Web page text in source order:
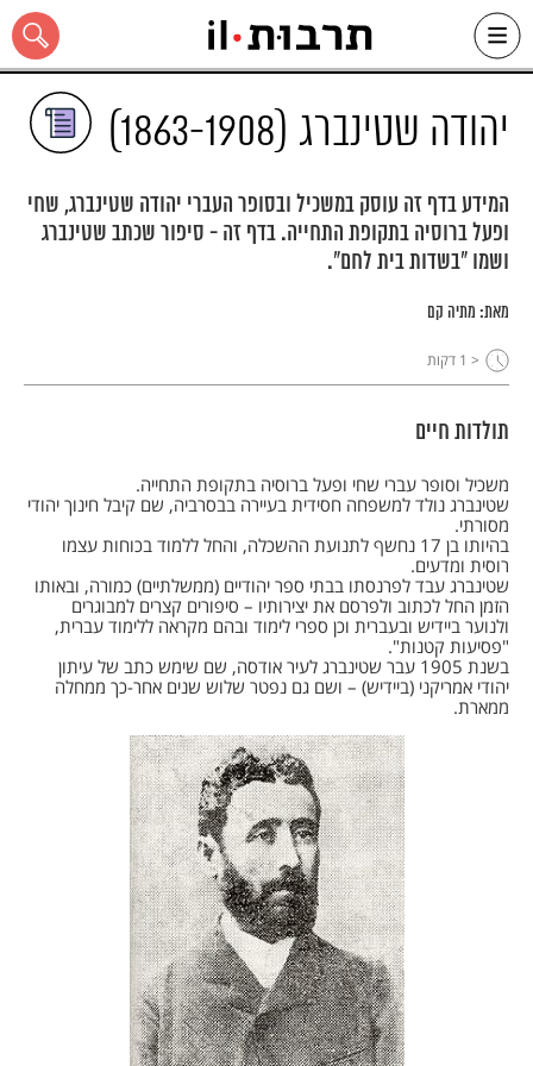
Skip
content
כל האתר
יהודה שטינברג (1863-1908)
המידע בדף זה עוסק במשכיל ובסופר העברי יהודה שטינברג, שחי
ופעל ברוסיה בתקופת התחייה. בדף זה - סיפור שכתב שטינברג
ושמו "בשדות בית לחם".
מאת: מתיה קם
< 1 דקות
תולדות חיים
משכיל וסופר עברי שחי ופעל ברוסיה בתקופת התחייה.
שטינברג נולד למשפחה חסידית בעיירה בבסרביה, שם קיבל חינוך יהודי
מסורתי.
בהיותו בן 17 נחשף לתנועת ההשכלה, והחל ללמוד בכוחות עצמו
רוסית ומדעים.
שטינברג עבד לפרנסתו בבתי ספר יהודיים (ממשלתיים) כמורה, ובאותו
הזמן החל לכתוב ולפרסם את יצירותיו – סיפורים קצרים למבוגרים
ולנוער ביידיש ובעברית וכן ספרי לימוד ובהם מקראה ללימוד עברית,
"פסיעות קטנות".
בשנת 1905 עבר שטינברג לעיר אודסה, שם שימש כתב של עיתון
יהודי אמריקני (ביידיש) – ושם גם נפטר שלוש שנים אחר-כך ממחלה
ממארת.